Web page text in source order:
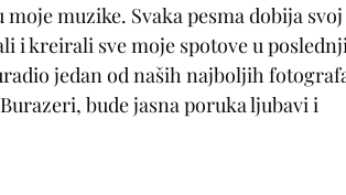
muzike. Svaka pesma dobija svoj
i kreirali sve moje spotove u
jedan od naših najboljih
bude jasna poruka ljubavi i